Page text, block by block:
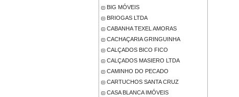
BIG MÓVEIS
BRIOGAS LTDA
CABANHA TEXEL AMORAS
CACHAÇARIA GRINGUINHA
CALÇADOS BICO FICO
CALÇADOS MASIERO LTDA
CAMINHO DO PECADO
CARTUCHOS SANTA CRUZ
CASA BLANCA IMÓVEIS